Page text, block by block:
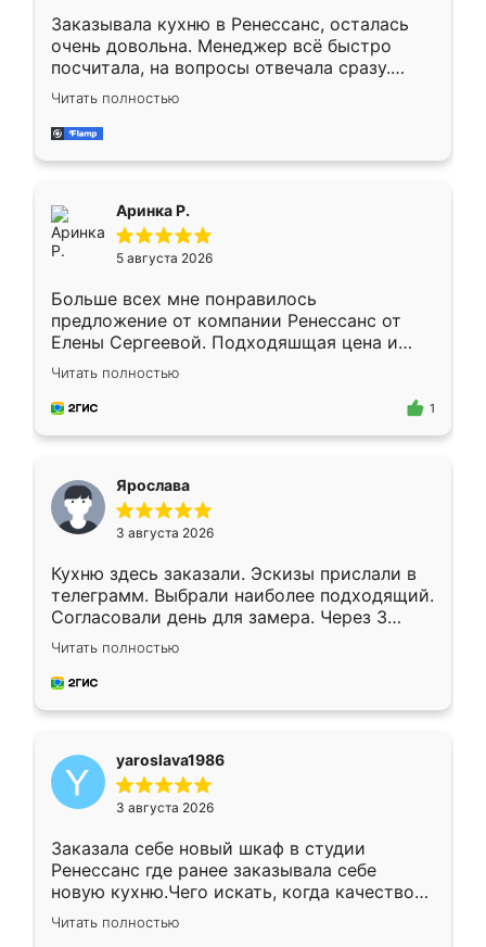
Заказывала кухню в Ренессанс, осталась
очень довольна. Менеджер всё быстро
посчитала, на вопросы отвечала сразу.
Замерщик приехал в субботу, подошёл к
делу со всей ответственностью. Собрали
за день, ребята работали аккуратно, даже
Читать полностью
Аринка Р.
5 августа 2026
Больше всех мне понравилось
предложение от компании Ренессанс от
Елены Сергеевой. Подходяшщая цена и
короткие сроки изготовления. Приехавший
для замера сотрудник Владислав
предложил по моему эскизу самый
Читать полностью
1
Ярослава
3 августа 2026
Кухню здесь заказали. Эскизы прислали в
телеграмм. Выбрали наиболее подходящий.
Согласовали день для замера. Через 3
недели кухня была уже готова. Остались
довольны работой. Спасибо Ренессанс
мебель за качественную работу!
Читать полностью
yaroslava1986
3 августа 2026
Заказала себе новый шкаф в студии
Ренессанс где ранее заказывала себе
новую кухню.Чего искать, когда качеством
вполне довольна. Служит кухня уже почти
два года, нареканий нет.
Читать полностью